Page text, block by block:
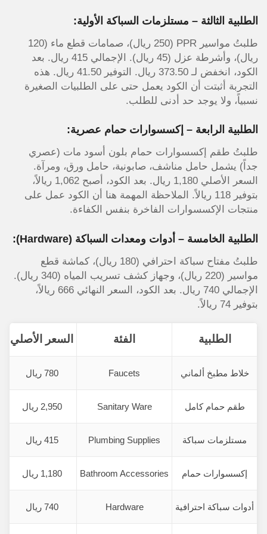
الطلبية الثالثة – مستلزمات السباكة الأولية:
طلبتُ مواسير PPR (250 ريال)، صمامات قطع ماء (120
ريال)، وأشرطة عزل (45 ريال). الإجمالي 415 ريال. بعد
الكود، انخفض لـ 373.50 ريال. التوفير 41.50 ريال. هذه
التجربة أثبتت أن الكود يعمل حتى على الطلبيات الصغيرة
نسبياً، ولا يوجد حد أدنى للطلب.
الطلبية الرابعة – إكسسوارات حمام عصرية:
طلبتُ طقم إكسسوارات حمام بلون أسود مات (عصري
جداً) يشمل حامل مناشف، صابونية، حامل ورق، ومرآة.
السعر الأصلي 1,180 ريال. بعد الكود، أصبح 1,062 ريالاً،
بتوفير 118 ريالاً. الملاحظة المهمة هنا أن الكود عمل على
منتجات الإكسسوارات الفاخرة بنفس الكفاءة.
الطلبية الخامسة – أدوات ومعدات السباكة (Hardware):
طلبتُ مفتاح سباكة احترافي (180 ريال)، كماشة قطع
مواسير (220 ريال)، وجهاز كشف تسريب المياه (340 ريال).
الإجمالي 740 ريال. بعد الكود، السعر النهائي 666 ريالاً،
بتوفير 74 ريالاً.
الطلبية الفئة السعر الأصلي
خلاط مطبخ ألماني Faucets 780 ريال
طقم حمام كامل Sanitary Ware 2,950 ريال
مستلزمات سباكة Plumbing Supplies 415 ريال
إكسسوارات حمام Bathroom Accessories 1,180 ريال
أدوات سباكة احترافية Hardware 740 ريال